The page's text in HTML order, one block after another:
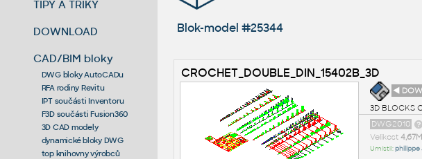
TIPY A TRIKY
DOWNLOAD
CAD/BIM bloky
DWG bloky AutoCADu
RFA rodiny Revitu
IPT součásti Inventoru
F3D součásti Fusion360
3D CAD modely
dynamické bloky DWG
top knihovny výrobců
Blok-model #25344
CROCHET_DOUBLE_DIN_15402B_3D
◄
3D BLOCKS
DWG2010
Velikost
Umístil:philippe